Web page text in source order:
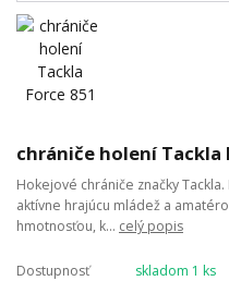
chrániče holení Tackla
Hokejové chrániče značky
aktívne hrajúcu mládež a
hmotnosťou, k... celý popis
Dostupnosť
skladom 1 ks